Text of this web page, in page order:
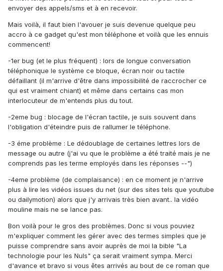
envoyer des appels/sms et à en recevoir.
Mais voilà, il faut bien l'avouer je suis devenue quelque peu
accro à ce gadget qu'est mon téléphone et voilà que les ennuis
commencent!
-1er bug (et le plus fréquent) : lors de longue conversation
téléphonique le système ce bloque, écran noir ou tactile
défaillant (il m'arrive d'être dans impossibilité de raccrocher ce
qui est vraiment chiant) et même dans certains cas mon
interlocuteur de m'entends plus du tout.
-2eme bug : blocage de l'écran tactile, je suis souvent dans
l'obligation d'éteindre puis de rallumer le téléphone.
-3 éme problème : Le dédoublage de certaines lettres lors de
message ou autre (j'ai vu que le problème a été traité mais je ne
comprends pas les terme employés dans les réponses --")
-4eme problème (de complaisance) : en ce moment je n'arrive
plus à lire les vidéos issues du net (sur des sites tels que youtube
ou dailymotion) alors que j'y arrivais très bien avant.. la vidéo
mouline mais ne se lance pas.
Bon voilà pour le gros des problèmes. Donc si vous pouviez
m'expliquer comment les gérer avec des termes simples que je
puisse comprendre sans avoir auprès de moi la bible "La
technologie pour les Nuls" ça serait vraiment sympa. Merci
d'avance et bravo si vous êtes arrivés au bout de ce roman que